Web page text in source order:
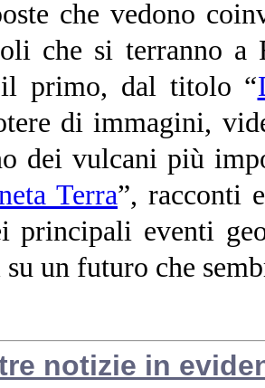
che vedono
che si terranno
il primo, dal titolo “
di immagini,
dei vulcani più
Terra”, racconti
principali eventi
un futuro che
notizie in